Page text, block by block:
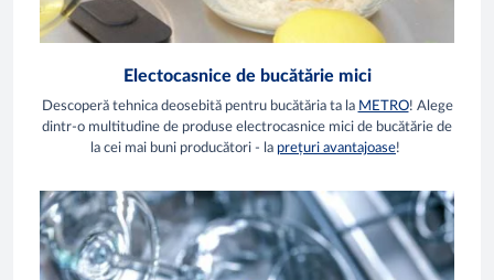
Electocasnice de bucătărie mici
Descoperă tehnica deosebită pentru bucătăria ta la METRO! Alege
dintr-o multitudine de produse electrocasnice mici de bucătărie de
la cei mai buni producători - la prețuri avantajoase!